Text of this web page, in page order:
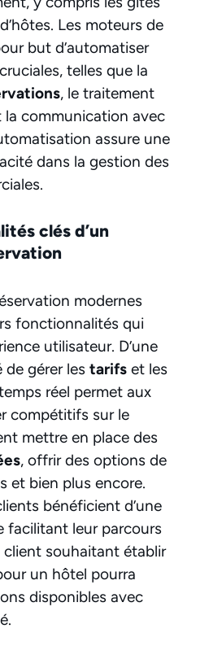
Les moteurs de
but d’automatiser
telles que la
, le traitement
la communication avec
assure une
dans la gestion des
clés d’un
modernes
fonctionnalités qui
utilisateur. D’une
de gérer les tarifs et les
réel permet aux
compétitifs sur le
mettre en place des
, offrir des options de
et bien plus encore.
bénéficient d’une
facilitant leur parcours
client souhaitant établir
un hôtel pourra
disponibles avec